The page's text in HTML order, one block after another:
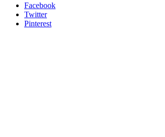
Facebook
Twitter
Pinterest